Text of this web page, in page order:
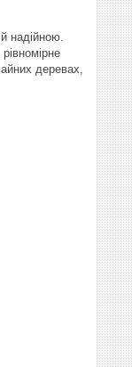
надійною.
деревах,